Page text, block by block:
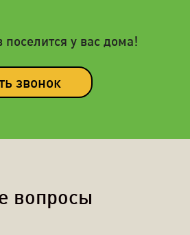
поселится у вас дома!
звонок
вопросы